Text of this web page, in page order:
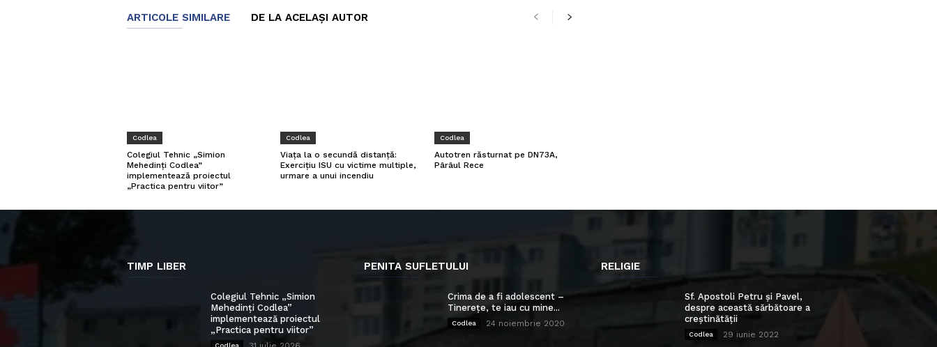
ARTICOLE SIMILARE DE LA ACELAȘI AUTOR
Codlea
Colegiul Tehnic „Simion
Mehedinți Codlea”
implementează proiectul
„Practica pentru viitor”
Codlea
Viața la o secundă distanță:
Exercițiu ISU cu victime multiple,
urmare a unui incendiu
Codlea
Autotren răsturnat pe DN73A,
Pârâul Rece
TIMP LIBER
Colegiul Tehnic „Simion
Mehedinți Codlea”
implementează proiectul
„Practica pentru viitor”
PENITA SUFLETULUI
Crima de a fi adolescent –
Tinerețe, te iau cu mine...
Codlea 24 noiembrie 2020
RELIGIE
Sf. Apostoli Petru și Pavel,
despre această sărbătoare a
creștinătății
Codlea 29 iunie 2022